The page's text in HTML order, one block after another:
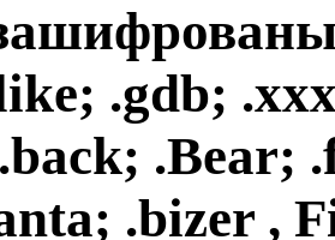
.gdb;
.bizer ,